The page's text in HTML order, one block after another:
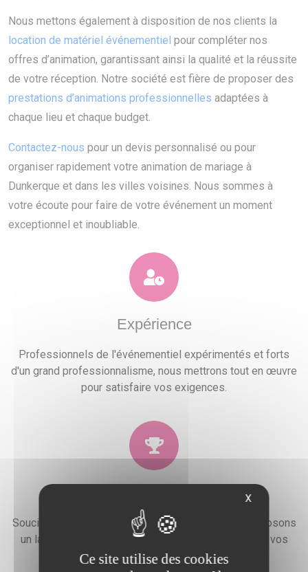
Nous mettons également à disposition de nos clients la
location de matériel événementiel pour compléter nos
offres d’animation, garantissant ainsi la qualité et la réussite
de votre réception. Notre société est fière de proposer des
prestations d’animations professionnelles adaptées à
chaque lieu et chaque budget.
Contactez-nous pour un devis personnalisé ou pour
organiser rapidement votre animation de mariage à
Dunkerque et dans les villes voisines. Nous sommes à
votre écoute pour faire de votre événement un moment
exceptionnel et inoubliable.
Expérience
Professionnels de l'événementiel expérimentés et forts
d'un grand professionnalisme, nous mettrons tout en œuvre
pour satisfaire vos exigences.
Soucieux de la satisfaction de nos clients, nous proposons
un large choix de prestations qui combleront toutes vos
attentes, besoins et envies festives.
X
Ce site utilise des cookies